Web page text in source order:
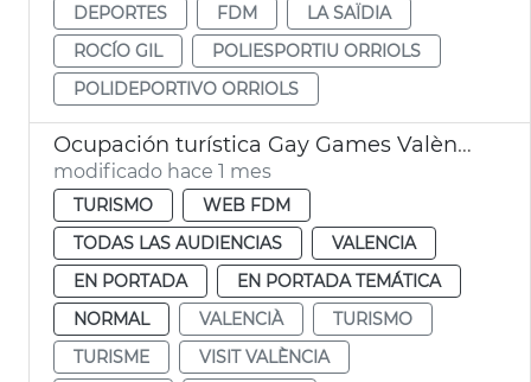
DEPORTES
FDM
LA SAÏDIA
ROCÍO GIL
POLIESPORTIU ORRIOLS
POLIDEPORTIVO ORRIOLS
Ocupación turística Gay Games València 2026
modificado hace 1 mes
TURISMO
WEB FDM
TODAS LAS AUDIENCIAS
VALENCIA
EN PORTADA
EN PORTADA TEMÁTICA
NORMAL
VALENCIÀ
TURISMO
TURISME
VISIT VALÈNCIA